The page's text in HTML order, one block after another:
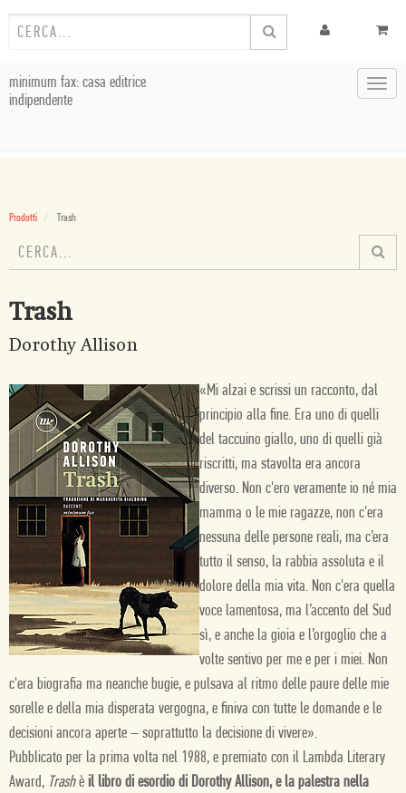
minimum fax: casa editrice
indipendente
Prodotti Trash
Trash
Dorothy Allison
«Mi alzai e scrissi un racconto, dal
principio alla fine. Era uno di quelli
del taccuino giallo, uno di quelli già
riscritti, ma stavolta era ancora
diverso. Non c'ero veramente io né mia
mamma o le mie ragazze, non c'era
nessuna delle persone reali, ma c’era
tutto il senso, la rabbia assoluta e il
dolore della mia vita. Non c'era quella
voce lamentosa, ma l’accento del Sud
sì, e anche la gioia e l’orgoglio che a
volte sentivo per me e per i miei. Non
c'era biografia ma neanche bugie, e pulsava al ritmo delle paure delle mie
sorelle e della mia disperata vergogna, e finiva con tutte le domande e le
decisioni ancora aperte – soprattutto la decisione di vivere».
Pubblicato per la prima volta nel 1988, e premiato con il Lambda Literary
Award, Trashè il libro di esordio di Dorothy Allison, e la palestra nella